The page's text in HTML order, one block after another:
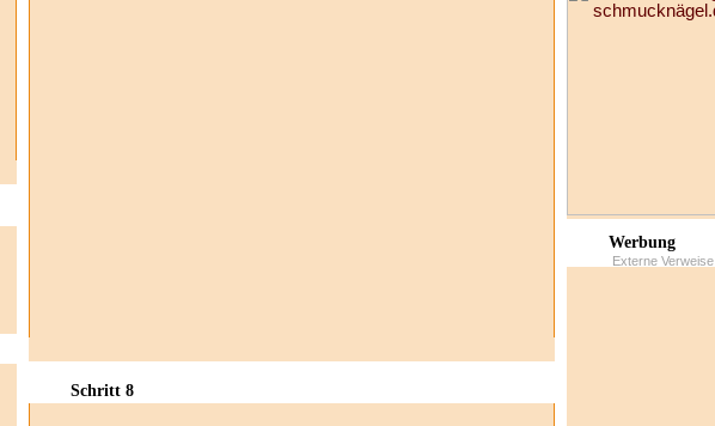
Schritt 8
Werbung
Externe Verweise